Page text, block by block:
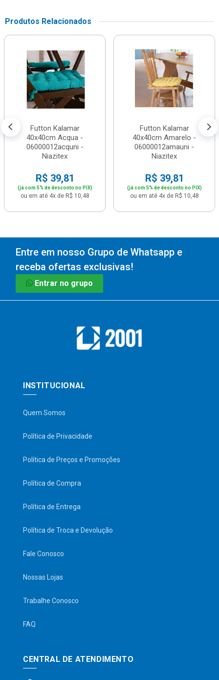
Produtos Relacionados
Futton Kalamar
40x40cm Acqua -
06000012acquni -
Niazitex
R$ 39,81
(já com 5% de desconto no PIX)
ou em até 4x de R$ 10,48
Futton Kalamar
40x40cm Amarelo -
06000012amauni -
Niazitex
R$ 39,81
(já com 5% de desconto no PIX)
ou em até 4x de R$ 10,48
Entre em nosso Grupo de Whatsapp e
receba ofertas exclusivas!
Entrar no grupo
INSTITUCIONAL
Quem Somos
Política de Privacidade
Política de Preços e Promoções
Política de Compra
Política de Entrega
Política de Troca e Devolução
Fale Conosco
Nossas Lojas
Trabalhe Conosco
FAQ
CENTRAL DE ATENDIMENTO